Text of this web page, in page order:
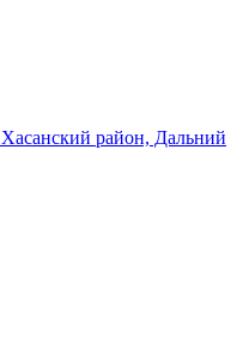
район, Дальний